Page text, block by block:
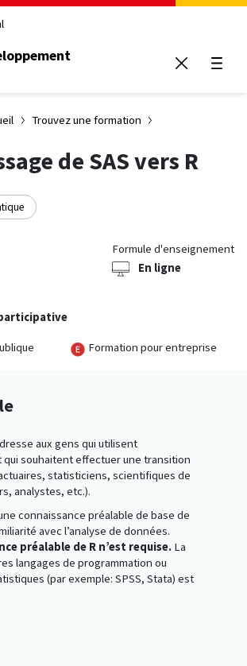
Trouvez une formation
de SAS vers R
Formule d'enseignement
En ligne
Formation pour entreprise
aux gens qui utilisent
qui souhaitent effectuer une transition
statisticiens, scientifiques de
analystes, etc.).
connaissance préalable de base de
avec l’analyse de données.
préalable de R n’est requise. La
langages de programmation ou
(par exemple: SPSS, Stata) est